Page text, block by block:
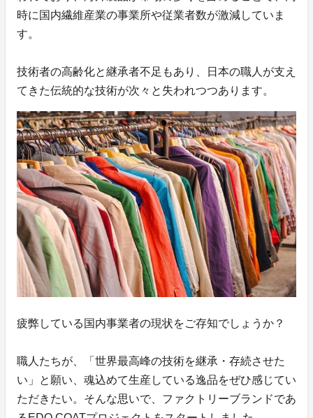
時に国内繊維産業の事業所や従業者数が激減していま
す。
技術者の高齢化と継承者不足もあり、日本の職人が支え
てきた伝統的な技術が次々と失われつつあります。
疲弊している国内事業者の現状をご存知でしょうか？
職人たちが、「世界最高峰の技術を継承・存続させた
い」と願い、魂込めて生産している逸品をぜひ感じてい
ただきたい。そんな思いで、ファクトリーブランドであ